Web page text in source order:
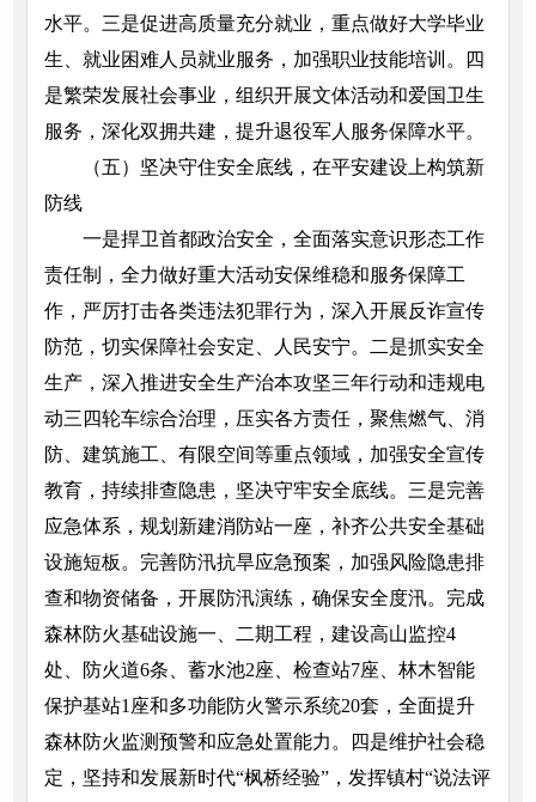
水平。三是促进高质量充分就业，重点做好大学毕业
生、就业困难人员就业服务，加强职业技能培训。四
是繁荣发展社会事业，组织开展文体活动和爱国卫生
服务，深化双拥共建，提升退役军人服务保障水平。
（五）坚决守住安全底线，在平安建设上构筑新
防线
一是捍卫首都政治安全，全面落实意识形态工作
责任制，全力做好重大活动安保维稳和服务保障工
作，严厉打击各类违法犯罪行为，深入开展反诈宣传
防范，切实保障社会安定、人民安宁。二是抓实安全
生产，深入推进安全生产治本攻坚三年行动和违规电
动三四轮车综合治理，压实各方责任，聚焦燃气、消
防、建筑施工、有限空间等重点领域，加强安全宣传
教育，持续排查隐患，坚决守牢安全底线。三是完善
应急体系，规划新建消防站一座，补齐公共安全基础
设施短板。完善防汛抗旱应急预案，加强风险隐患排
查和物资储备，开展防汛演练，确保安全度汛。完成
森林防火基础设施一、二期工程，建设高山监控4
处、防火道6条、蓄水池2座、检查站7座、林木智能
保护基站1座和多功能防火警示系统20套，全面提升
森林防火监测预警和应急处置能力。四是维护社会稳
定，坚持和发展新时代“枫桥经验”，发挥镇村“说法评